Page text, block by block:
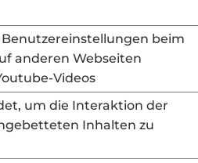
beim
anderen Webseiten
Videos
um die Interaktion der
Inhalten zu